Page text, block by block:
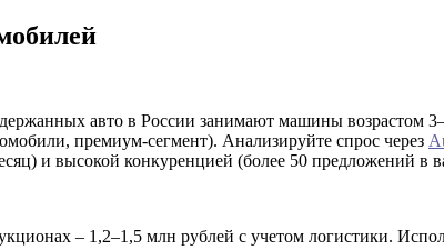
авто в России занимают машины возрастом
премиум-сегмент). Анализируйте спрос через
и высокой конкуренцией (более 50 предложений в
– 1,2–1,5 млн рублей с учетом логистики.